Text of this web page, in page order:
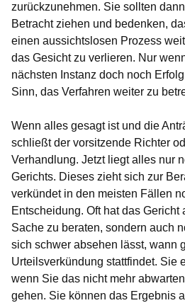
zurückzunehmen. Sie sollten
Betracht ziehen und bedenken,
einen aussichtslosen Prozess
das Gesicht zu verlieren. Nur
nächsten Instanz doch noch
Sinn, das Verfahren weiter zu
Wenn alles gesagt ist und die
schließt der vorsitzende Richter
Verhandlung. Jetzt liegt alles nur
Gerichts. Dieses zieht sich zur
verkündet in den meisten Fällen
Entscheidung. Oft hat das Gericht
Sache zu beraten, sondern auch
sich schwer absehen lässt, wann
Urteilsverkündung stattfindet. Sie
wenn Sie das nicht mehr
gehen. Sie können das Ergebnis